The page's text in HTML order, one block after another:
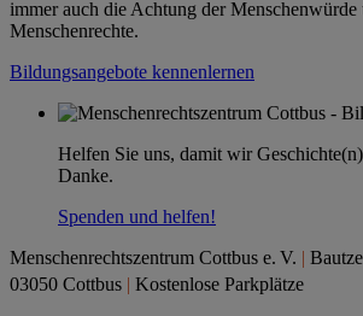
immer auch die Achtung der Menschenwürde
Menschenrechte.
Bildungsangebote kennenlernen
Helfen Sie uns, damit wir
Danke.
Spenden und helfen!
Menschenrechtszentrum Cottbus e. V. |
03050 Cottbus | Kostenlose Parkplätze